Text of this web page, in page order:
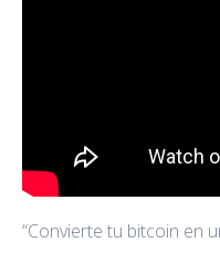
“Convierte tu bitcoin en